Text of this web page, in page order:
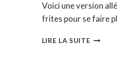
Voici une version
frites pour se faire
LIRE LA SUITE